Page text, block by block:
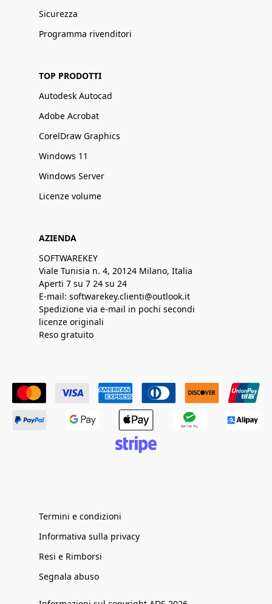
Sicurezza
Programma rivenditori
TOP PRODOTTI
Autodesk Autocad
Adobe Acrobat
CorelDraw Graphics
Windows 11
Windows Server
Licenze volume
AZIENDA
SOFTWAREKEY
Viale Tunisia n. 4, 20124 Milano, Italia
Aperti 7 su 7 24 su 24
E-mail: softwarekey.clienti@outlook.it
Spedizione via e-mail in pochi secondi
licenze originali
Reso gratuito
Termini e condizioni
Informativa sulla privacy
Resi e Rimborsi
Segnala abuso